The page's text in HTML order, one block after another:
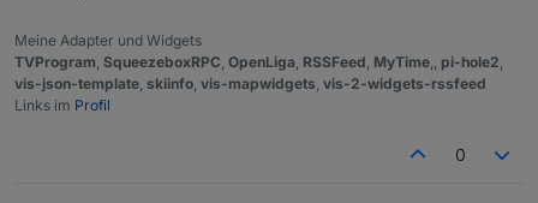
Meine Adapter und Widgets
TVProgram SqueezeboxRPC OpenLiga RSSFeed MyTime pi-hole2
vis-json-template skiinfo vis-mapwidgets vis-2-widgets-rssfeed
Links im Profil
0